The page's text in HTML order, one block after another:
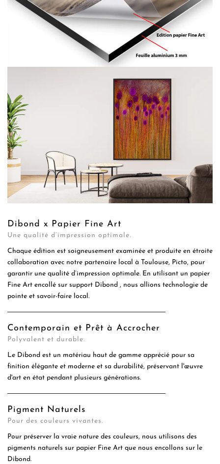
Dibond x Papier Fine Art
Une qualité d’impression optimale.
Chaque édition est soigneusement examinée et produite en étroite
collaboration avec notre partenaire local à Toulouse, Picto, pour
garantir une qualité d’impression optimale. En utilisant un papier
Fine Art encollé sur support Dibond , nous allions technologie de
pointe et savoir-faire local.
Contemporain et Prêt à Accrocher
Polyvalent et durable.
Le Dibond est un matériau haut de gamme apprécié pour sa
finition élégante et moderne et sa durabilité, préservant l'œuvre
d'art en état pendant plusieurs générations.
Pigment Naturels
Pour des couleurs vivantes.
Pour préserver la vraie nature des couleurs, nous utilisons des
pigments naturels sur papier Fine Art que nous encollons sur le
Dibond.